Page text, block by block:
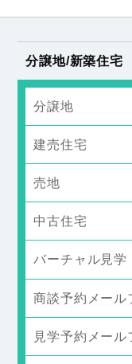
分譲地/新築住宅
分譲地
建売住宅
売地
中古住宅
バーチャル見学
商談予約メール
見学予約メール